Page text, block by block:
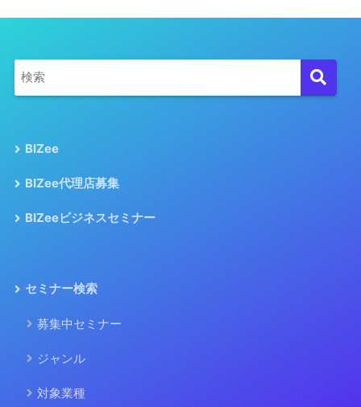
BIZee
BIZee代理店募集
BIZeeビジネスセミナー
セミナー検索
募集中セミナー
ジャンル
対象業種